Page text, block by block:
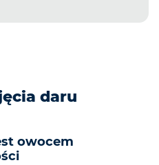
daru
owocem